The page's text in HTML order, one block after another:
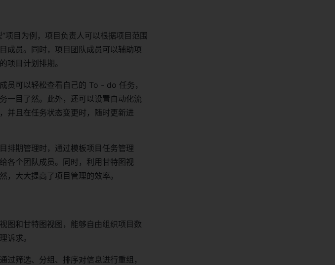
项目为例，项目负责人可以根据项目范围
成员。同时，项目团队成员可以辅助项
项目计划排期。
员可以轻松查看自己的 To - do 任务，
一目了然。此外，还可以设置自动化流
并且在任务状态变更时，随时更新进
排期管理时，通过模板项目任务管理
各个团队成员。同时，利用甘特图视
，大大提高了项目管理的效率。
图和甘特图视图，能够自由组织项目数
诉求。
筛选、分组、排序对信息进行重组，